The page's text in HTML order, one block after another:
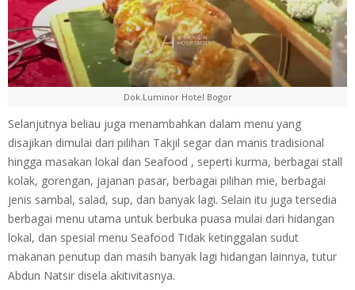
Dok.Luminor Hotel Bogor
Selanjutnya beliau juga menambahkan dalam menu yang
disajikan dimulai dari pilihan Takjil segar dan manis tradisional
hingga masakan lokal dan Seafood , seperti kurma, berbagai stall
kolak, gorengan, jajanan pasar, berbagai pilihan mie, berbagai
jenis sambal, salad, sup, dan banyak lagi. Selain itu juga tersedia
berbagai menu utama untuk berbuka puasa mulai dari hidangan
lokal, dan spesial menu Seafood Tidak ketinggalan sudut
makanan penutup dan masih banyak lagi hidangan lainnya, tutur
Abdun Natsir disela akitivitasnya.